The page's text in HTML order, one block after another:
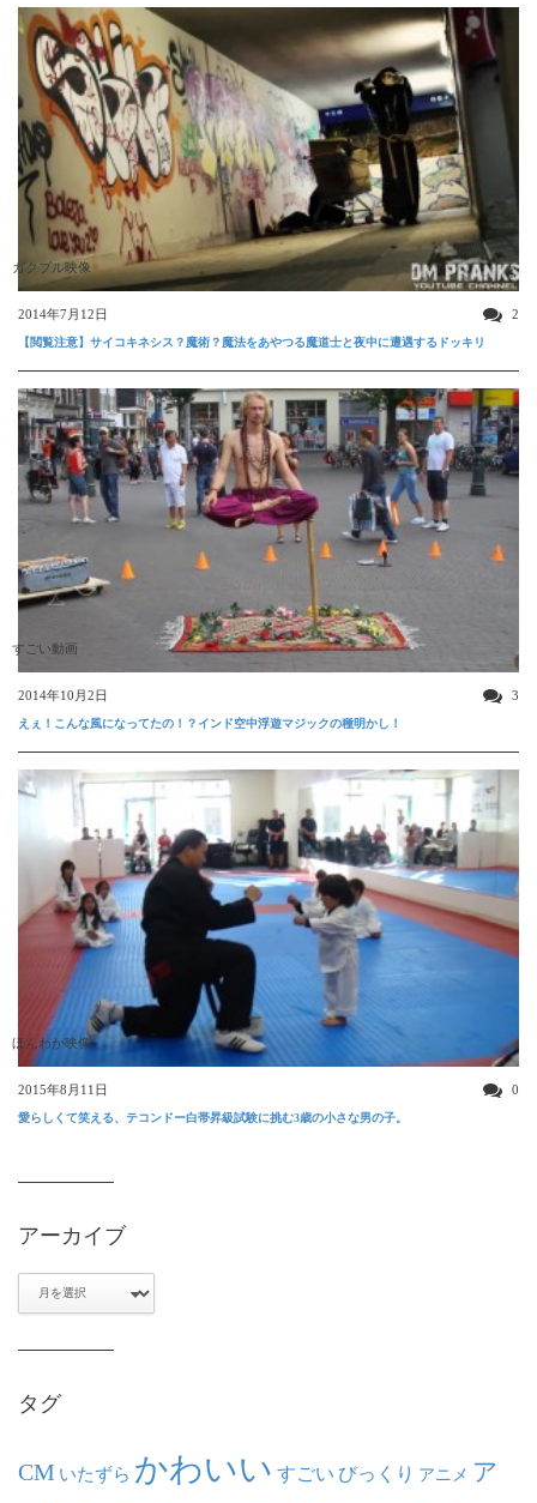
ガクブル映像
2014年7月12日 2
【閲覧注意】サイコキネシス？魔術？魔法をあやつる魔道士と夜中に遭遇するドッキリ
すごい動画
2014年10月2日 3
えぇ！こんな風になってたの！？インド空中浮遊マジックの種明かし！
ほんわか映像
2015年8月11日 0
愛らしくて笑える、テコンドー白帯昇級試験に挑む3歳の小さな男の子。
アーカイブ
タグ
CM いたずら かわいい すごい びっくり アニメ ア